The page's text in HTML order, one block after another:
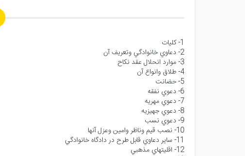
1- كليات
2- دعاوي خانوادگي وتعريف آن
3- موارد انحلال عقد نكاح
4- طلاق وانواع آن
5- حضانت
6- دعوي نفقه
7- دعوي مهريه
8- دعوي جهيزيه
9- دعوي نسب
10- نصب قيم وناظر وامين وعزل آنها
11- ساير دعاوي قابل طرح در دادگاه خانوادگي
12- اقليتهاي مذهبي